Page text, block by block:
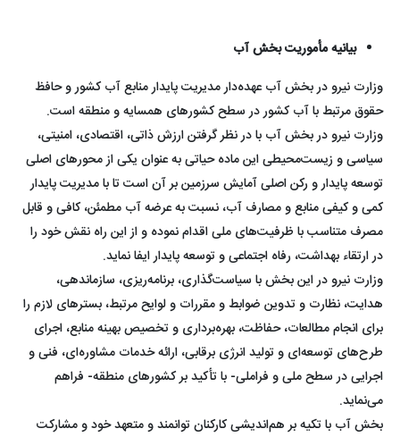
بیانیه مأموریت بخش آب
وزارت نیرو در بخش آب عهده‌دار مدیریت پایدار منابع آب کشور و حافظ
حقوق مرتبط با آب کشور در سطح کشورهای همسایه و منطقه است.
وزارت نیرو در بخش آب با در نظر گرفتن ارزش ذاتی، اقتصادی، امنیتی،
سیاسی و زیست‌محیطی این ماده حیاتی به عنوان یکی از محورهای اصلی
توسعه پایدار و رکن اصلی آمایش سرزمین بر آن است تا با مدیریت پایدار
کمی و کیفی منابع و مصارف آب، نسبت به عرضه آب مطمئن، کافی و قابل
مصرف متناسب با ظرفیت‌های ملی اقدام نموده و از این راه نقش خود را
در ارتقاء بهداشت، رفاه اجتماعی و توسعه پایدار ایفا نماید.
وزارت نیرو در این بخش با سیاست‌گذاری، برنامه‌ریزی، سازماندهی،
هدایت، نظارت و تدوین ضوابط و مقررات و لوایح مرتبط، بسترهای لازم را
برای انجام مطالعات، حفاظت، بهره‌برداری و تخصیص بهینه منابع، اجرای
طرح‌های توسعه‌ای و تولید انرژی برقابی، ارائه خدمات مشاوره‌ای، فنی و
اجرایی در سطح ملی و فراملی- با تأکید بر کشورهای منطقه- فراهم
می‌نماید.
بخش آب با تکیه بر هم‌اندیشی کارکنان توانمند و متعهد خود و مشارکت